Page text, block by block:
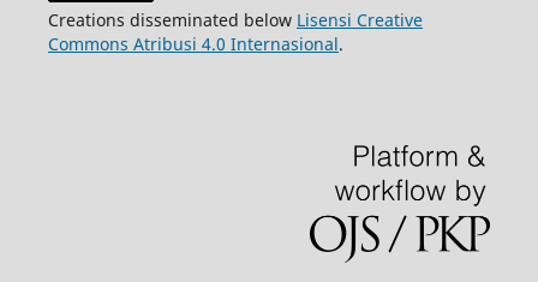
Creations disseminated below Lisensi Creative
Commons Atribusi 4.0 Internasional.